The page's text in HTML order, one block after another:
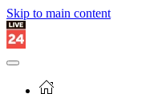
Skip to main content